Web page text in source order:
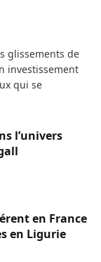
glissements de
investissement
qui se
l’univers
en France
en Ligurie